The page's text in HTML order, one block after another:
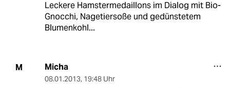
Leckere Hamstermedaillons im Dialog mit Bio-
Gnocchi, Nagetiersoße und gedünstetem
Blumenkohl...
M Micha
08.01.2013, 19:48 Uhr